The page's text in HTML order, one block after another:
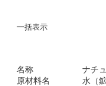
一括表示
名称
ナチ
原材料名
水（